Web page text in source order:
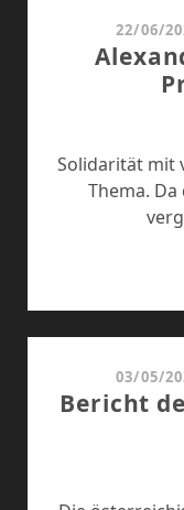
22/06/
Solidarität mit
Thema.
03/05/
Bericht